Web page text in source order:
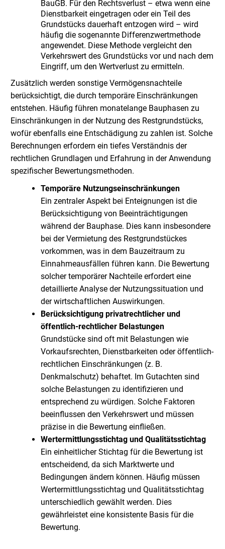
BauGB. Für den Rechtsverlust – etwa wenn eine
Dienstbarkeit eingetragen oder ein Teil des
Grundstücks dauerhaft entzogen wird – wird
häufig die sogenannte Differenzwertmethode
angewendet. Diese Methode vergleicht den
Verkehrswert des Grundstücks vor und nach dem
Eingriff, um den Wertverlust zu ermitteln.
Zusätzlich werden sonstige Vermögensnachteile
berücksichtigt, die durch temporäre Einschränkungen
entstehen. Häufig führen monatelange Bauphasen zu
Einschränkungen in der Nutzung des Restgrundstücks,
wofür ebenfalls eine Entschädigung zu zahlen ist. Solche
Berechnungen erfordern ein tiefes Verständnis der
rechtlichen Grundlagen und Erfahrung in der Anwendung
spezifischer Bewertungsmethoden.
Temporäre Nutzungseinschränkungen
Ein zentraler Aspekt bei Enteignungen ist die
Berücksichtigung von Beeinträchtigungen
während der Bauphase. Dies kann insbesondere
bei der Vermietung des Restgrundstückes
vorkommen, was in dem Bauzeitraum zu
Einnahmeausfällen führen kann. Die Bewertung
solcher temporärer Nachteile erfordert eine
detaillierte Analyse der Nutzungssituation und
der wirtschaftlichen Auswirkungen.
Berücksichtigung privatrechtlicher und
öffentlich-rechtlicher Belastungen
Grundstücke sind oft mit Belastungen wie
Vorkaufsrechten, Dienstbarkeiten oder öffentlich-
rechtlichen Einschränkungen (z. B.
Denkmalschutz) behaftet. Im Gutachten sind
solche Belastungen zu identifizieren und
entsprechend zu würdigen. Solche Faktoren
beeinflussen den Verkehrswert und müssen
präzise in die Bewertung einfließen.
Wertermittlungsstichtag und Qualitätsstichtag
Ein einheitlicher Stichtag für die Bewertung ist
entscheidend, da sich Marktwerte und
Bedingungen ändern können. Häufig müssen
Wertermittlungsstichtag und Qualitätsstichtag
unterschiedlich gewählt werden. Dies
gewährleistet eine konsistente Basis für die
Bewertung.